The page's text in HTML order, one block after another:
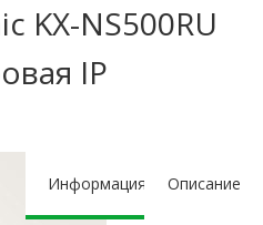
KX-NS500RU
IP
Информация Описание